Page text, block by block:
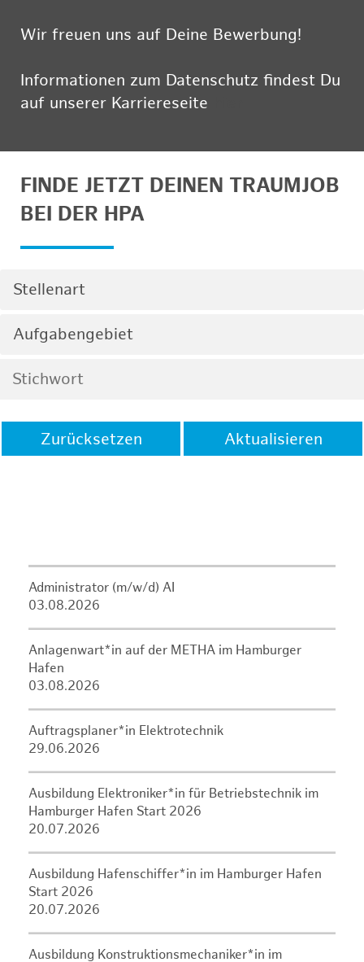
Wir freuen uns auf Deine Bewerbung!
Informationen zum Datenschutz findest Du
auf unserer Karriereseite
FINDE JETZT DEINEN TRAUMJOB
BEI DER HPA
Stellenart
Aufgabengebiet
Zurücksetzen Aktualisieren
Administrator (m/w/d) AI
03.08.2026
Anlagenwart*in auf der METHA im Hamburger
Hafen
03.08.2026
Auftragsplaner*in Elektrotechnik
29.06.2026
Ausbildung Elektroniker*in für Betriebstechnik im
Hamburger Hafen Start 2026
20.07.2026
Ausbildung Hafenschiffer*in im Hamburger Hafen
Start 2026
20.07.2026
Ausbildung Konstruktionsmechaniker*in im